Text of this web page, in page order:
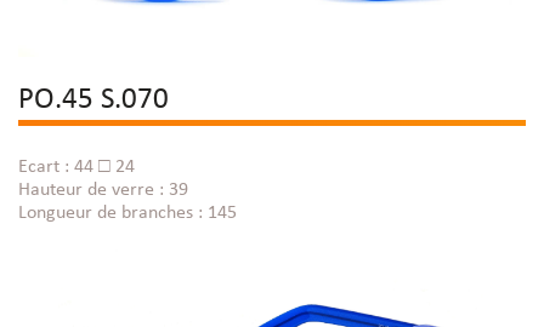
PO.45 S.070
Ecart : 44 □ 24
Hauteur de verre : 39
Longueur de branches : 145